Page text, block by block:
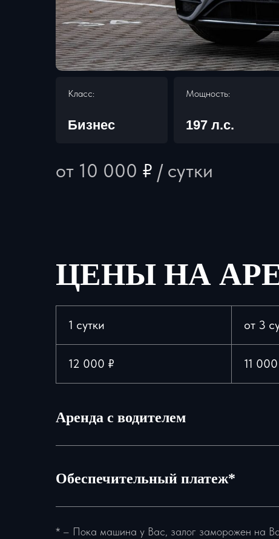
Класс:
Бизнес
Мощность:
197 л.с.
от 10 000 ₽ / сутки
ЦЕНЫ НА
1 сутки от 3
12 000 ₽ 11
Аренда с водителем
Обеспечительный платеж*
* – Пока машина у Вас, залог заморожен на